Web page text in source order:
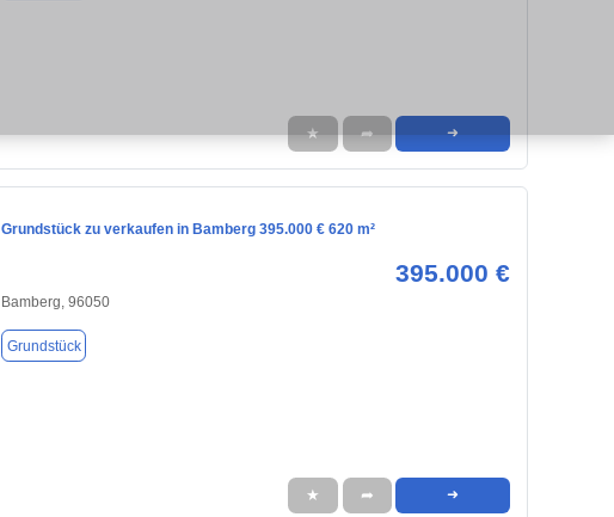
★ ➦ ➜
Grundstück zu verkaufen in Bamberg 395.000 € 620 m²
395.000 €
Bamberg, 96050
Grundstück
★ ➦ ➜